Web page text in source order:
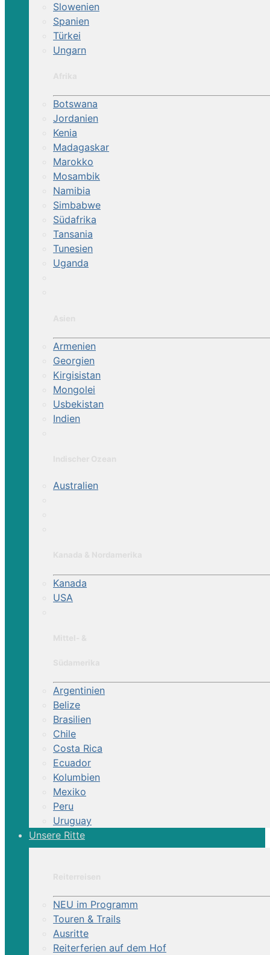
Slowenien
Spanien
Türkei
Ungarn
Botswana
Jordanien
Kenia
Madagaskar
Marokko
Mosambik
Namibia
Simbabwe
Südafrika
Tansania
Tunesien
Uganda
Armenien
Georgien
Kirgisistan
Mongolei
Usbekistan
Indien
Australien
Kanada
USA
Argentinien
Belize
Brasilien
Chile
Costa Rica
Ecuador
Kolumbien
Mexiko
Peru
Uruguay
Unsere Ritte
NEU im Programm
Touren & Trails
Ausritte
Reiterferien auf dem Hof